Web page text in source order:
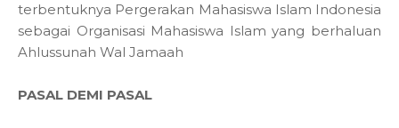
terbentuknya Pergerakan Mahasiswa Islam Indonesia
sebagai Organisasi Mahasiswa Islam yang berhaluan
Ahlussunah Wal Jamaah
PASAL DEMI PASAL